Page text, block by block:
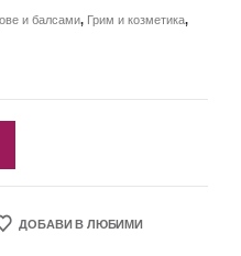
и балсами, Грим и козметика,
ДОБАВИ В ЛЮБИМИ